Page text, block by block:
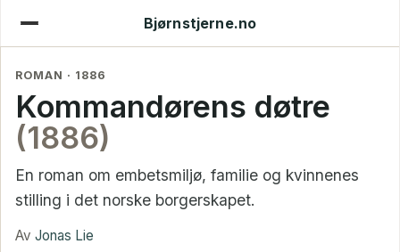
Bjørnstjerne.no
ROMAN · 1886
Kommandørens døtre
(1886)
En roman om embetsmiljø, familie og kvinnenes
stilling i det norske borgerskapet.
Av Jonas Lie